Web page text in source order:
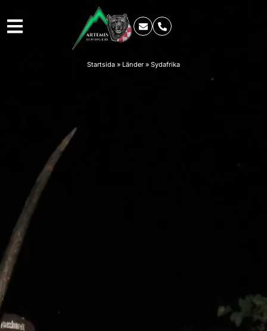
Startsida » Länder » Sydafrika